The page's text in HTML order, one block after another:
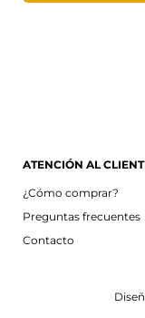
ATENCIÓN AL
¿Cómo comprar?
Preguntas frecuentes
Contacto